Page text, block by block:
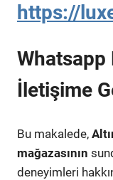
https://
Whatsapp
İletişime
Bu makalede,
mağazasının
deneyimleri